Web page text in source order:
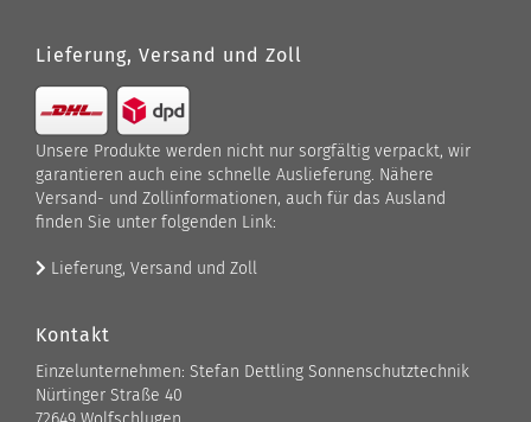
Lieferung, Versand und Zoll
Unsere Produkte werden nicht nur sorgfältig verpackt, wir
garantieren auch eine schnelle Auslieferung. Nähere
Versand- und Zollinformationen, auch für das Ausland
finden Sie unter folgenden Link:
Lieferung, Versand und Zoll
Kontakt
Einzelunternehmen: Stefan Dettling Sonnenschutztechnik
Nürtinger Straße 40